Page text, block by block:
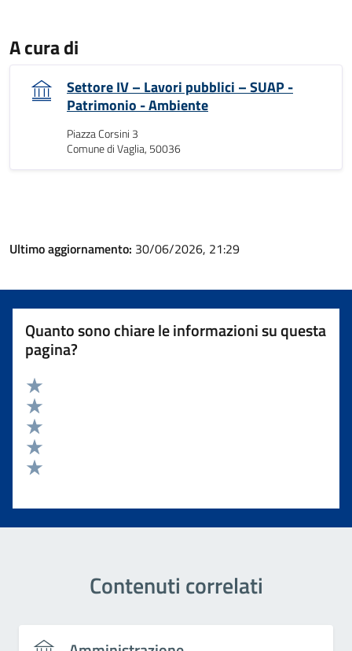
A cura di
Settore IV – Lavori pubblici – SUAP -
Patrimonio - Ambiente
Piazza Corsini 3
Comune di Vaglia, 50036
Ultimo aggiornamento: 30/06/2026, 21:29
Quanto sono chiare le informazioni su questa
pagina?
Valuta 5 stelle su 5
Valuta 4 stelle su 5
Valuta 3 stelle su 5
Valuta 2 stelle su 5
Contenuti correlati